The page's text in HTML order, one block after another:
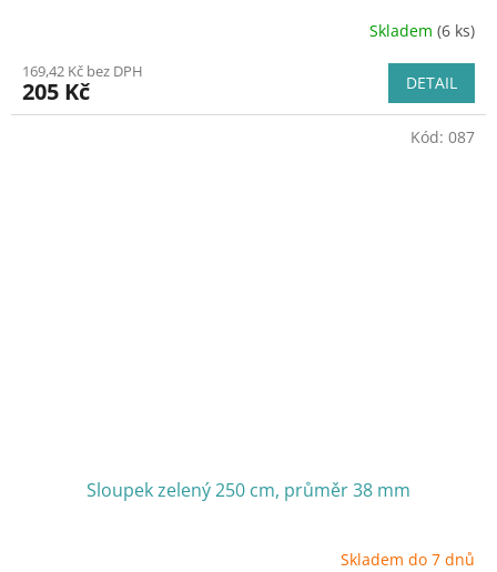
Skladem (6 ks)
169,42 Kč bez DPH
205 Kč DETAIL
Sloupek zelený 250 cm, průměr 38 mm
Skladem do 7 dnů
Kód: 087